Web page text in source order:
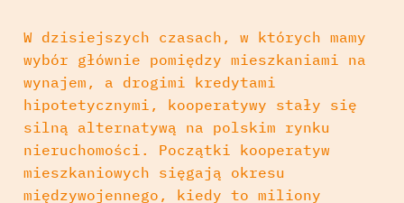
W dzisiejszych czasach, w których mamy
wybór głównie pomiędzy mieszkaniami na
wynajem, a drogimi kredytami
hipotetycznymi, kooperatywy stały się
silną alternatywą na polskim rynku
nieruchomości. Początki kooperatyw
mieszkaniowych sięgają okresu
międzywojennego, kiedy to miliony